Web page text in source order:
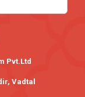
Pvt.Ltd
Vadtal